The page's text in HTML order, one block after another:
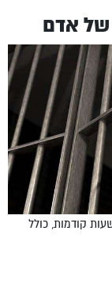
של אדם
עם הוראות החוק ולחובתו 15 הרשעות קודמות, כולל